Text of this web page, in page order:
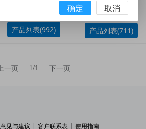
产品列表(992)
￥22.50
含税￥25.43
产品列表(711)
上一页 1/1 下一页
意见与建议 | 客户联系表 | 使用指南
确定 取消